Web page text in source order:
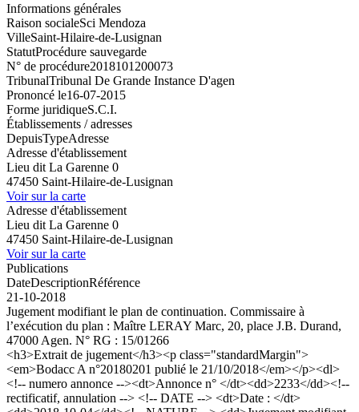
Informations générales
Raison socialeSci Mendoza
VilleSaint-Hilaire-de-Lusignan
StatutProcédure sauvegarde
N° de procédure2018101200073
TribunalTribunal De Grande Instance D'agen
Prononcé le16-07-2015
Forme juridiqueS.C.I.
Établissements / adresses
DepuisTypeAdresse
Adresse d'établissement
Lieu dit La Garenne 0
47450 Saint-Hilaire-de-Lusignan
Voir sur la carte
Adresse d'établissement
Lieu dit La Garenne 0
47450 Saint-Hilaire-de-Lusignan
Voir sur la carte
Publications
DateDescriptionRéférence
21-10-2018
Jugement modifiant le plan de continuation. Commissaire à
l’exécution du plan : Maître LERAY Marc, 20, place J.B. Durand,
47000 Agen. N° RG : 15/01266
<h3>Extrait de jugement</h3><p class="standardMargin">
<em>Bodacc A n°20180201 publié le 21/10/2018</em></p><dl>
<!-- numero annonce --><dt>Annonce n° </dt><dd>2233</dd><!--
rectificatif, annulation --> <!-- DATE --> <dt>Date : </dt>